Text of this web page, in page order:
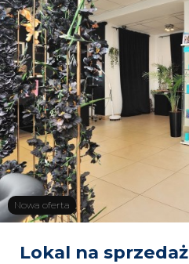
Nowa oferta
Lokal na sprzedaż